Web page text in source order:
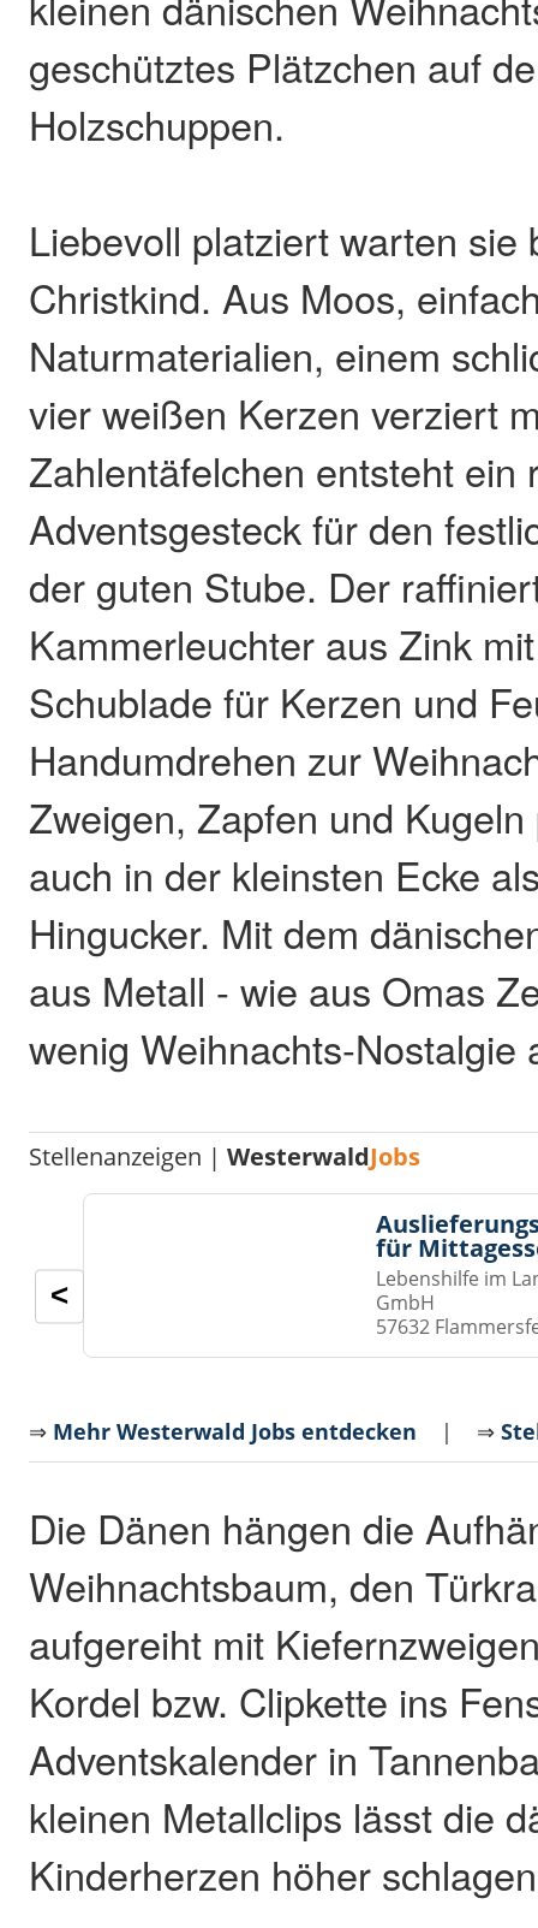
geschütztes Plätzchen auf
Holzschuppen.
Liebevoll platziert warten sie
Christkind. Aus Moos,
Naturmaterialien, einem
vier weißen Kerzen verziert
Zahlentäfelchen entsteht ein
Adventsgesteck für den
der guten Stube. Der
Kammerleuchter aus Zink
Schublade für Kerzen und
Handumdrehen zur
Zweigen, Zapfen und
auch in der kleinsten Ecke
Hingucker. Mit dem
aus Metall - wie aus Omas
wenig Weihnachts-Nostalgie
Stellenanzeigen |WesterwaldJobs
für
Lebenshilfe im
GmbH
57632
<
⇒ Mehr Westerwald Jobs entdecken | ⇒
Die Dänen hängen die
Weihnachtsbaum, den
aufgereiht mit
Kordel bzw. Clipkette ins
Adventskalender in
kleinen Metallclips lässt die
Kinderherzen höher